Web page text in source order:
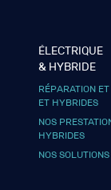
ÉLECTRIQUE
& HYBRIDE
RÉPARATION
ET HYBRIDES
NOS
HYBRIDES
NOS